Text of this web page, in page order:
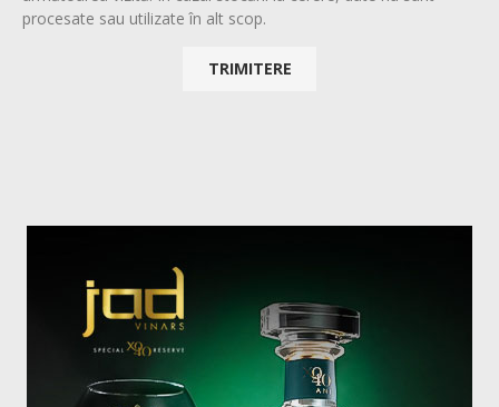
procesate sau utilizate în alt scop.